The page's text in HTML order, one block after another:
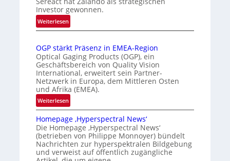
k
n
u
n
g
i
r
e
K
o
n
o
l
l
e
r
n
a
o
n
a
l
V
i
s
i
o
n
N
Investor gewonnen.
Weiterlesen:
Z
l
a
n
d
o
b
e
t
e
i
l
i
OGP stärkt Präsenz in EMEA-Region
Optical Gaging Products (OGP), ein
Geschäftsbereich von Quality Vision
International, erweitert sein Partner-
Netzwerk in Europa, dem Mittleren Osten
und Afrika (EMEA).
Weiterlesen:
O
G
P
s
t
ä
Homepage ‚Hyperspectral News‘
Die Homepage ‚Hyperspectral News‘
(betrieben von Philippe Monnoyer) bündelt
Nachrichten zur hyperspektralen Bildgebung
und verweist auf öffentlich zugängliche